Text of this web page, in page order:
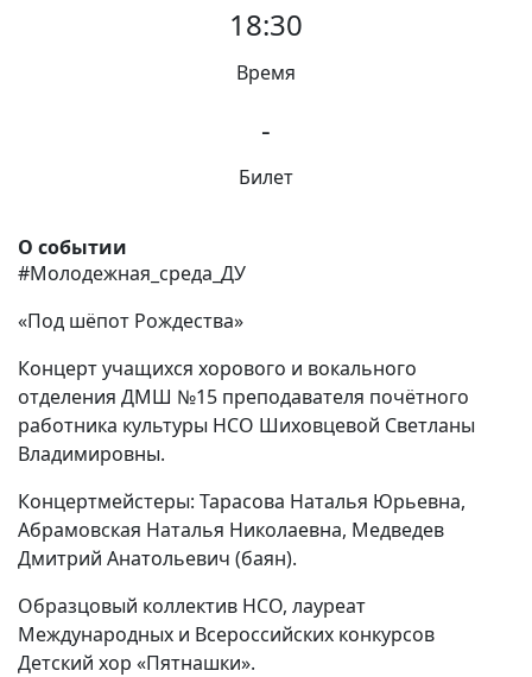
18:30
Время
-
Билет
О событии
#Молодежная_среда_ДУ
«Под шёпот Рождества»
Концерт учащихся хорового и вокального
отделения ДМШ №15 преподавателя почётного
работника культуры НСО Шиховцевой Светланы
Владимировны.
Концертмейстеры: Тарасова Наталья Юрьевна,
Абрамовская Наталья Николаевна, Медведев
Дмитрий Анатольевич (баян).
Образцовый коллектив НСО, лауреат
Международных и Всероссийских конкурсов
Детский хор «Пятнашки».